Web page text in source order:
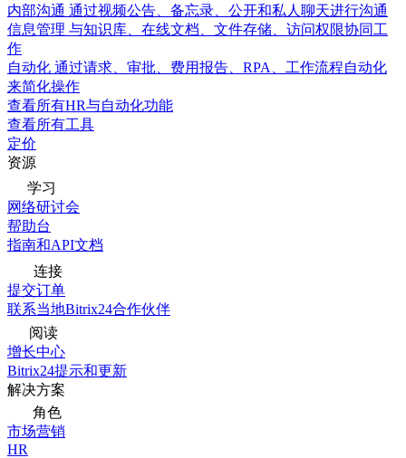
内部沟通 通过视频公告、备忘录、公开和私人聊天进行沟通
信息管理 与知识库、在线文档、文件存储、访问权限协同工
作
自动化 通过请求、审批、费用报告、RPA、工作流程自动化
来简化操作
查看所有HR与自动化功能
查看所有工具
定价
资源
学习
网络研讨会
帮助台
指南和API文档
连接
提交订单
联系当地Bitrix24合作伙伴
阅读
增长中心
Bitrix24提示和更新
解决方案
角色
市场营销
HR